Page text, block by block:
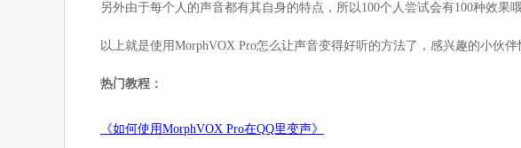
另外由于每个人的声音都有其自身的特点，所以100个人尝试会有100种效果
以上就是使用MorphVOX Pro怎么让声音变得好听的方法了，感兴趣的小伙伴
热门教程：
《如何使用MorphVOX Pro在QQ里变声》